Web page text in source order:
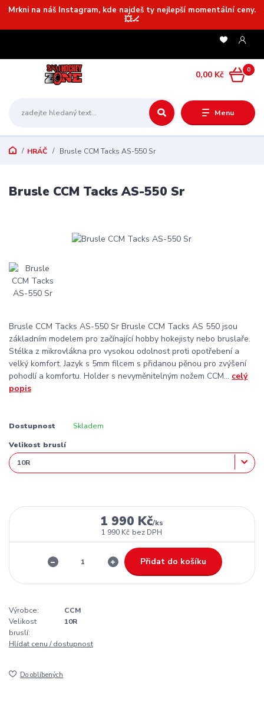
Mrkni na náš Instagram, kde najdeš ty nejlepší momentální ceny.
💥🏒
Menu
0
0,00 Kč
HRÁČ Brusle CCM Tacks AS-550 Sr
Brusle CCM Tacks AS-550 Sr
Brusle CCM Tacks AS-550 Sr Brusle CCM Tacks AS 550 jsou
základním modelem pro začínající hobby hokejisty nebo bruslaře.
Stélka z mikrovlákna pro vysokou odolnost proti opotřebení a
velký komfort. Jazyk s 5mm filcem s přidanou pěnou pro zvýšení
pohodlí a komfortu. Holder s nevyměnitelným nožem CCM... celý
popis
Dostupnost Skladem
Velikost bruslí
1 990 Kč/ks
1 990 Kč bez DPH
Přidat do košíku
Výrobce:
CCM
Velikost
bruslí:
10R
Hlídat cenu / dostupnost
Do oblíbených